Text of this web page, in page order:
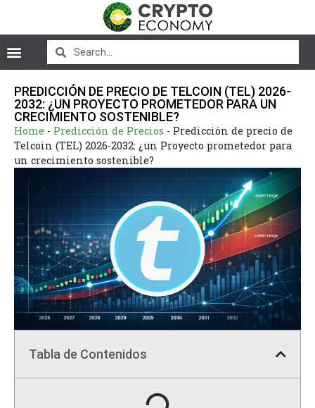
PREDICCIÓN DE PRECIO DE TELCOIN (TEL) 2026-
2032: ¿UN PROYECTO PROMETEDOR PARA UN
CRECIMIENTO SOSTENIBLE?
Home - Predicción de Precios - Predicción de precio de
Telcoin (TEL) 2026-2032: ¿un Proyecto prometedor para
un crecimiento sostenible?
Tabla de Contenidos